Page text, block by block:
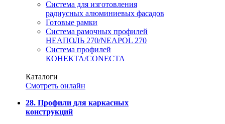
Система для изготовления
радиусных алюминиевых фасадов
Готовые рамки
Система рамочных профилей
НЕАПОЛЬ 270/NEAPOL 270
Система профилей
КОНЕКТА/CONECTA
Каталоги
Смотреть онлайн
28. Профили для каркасных
конструкций